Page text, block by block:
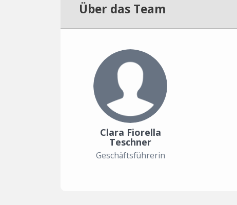
Über das Team
Clara Fiorella
Teschner
Geschäftsführerin